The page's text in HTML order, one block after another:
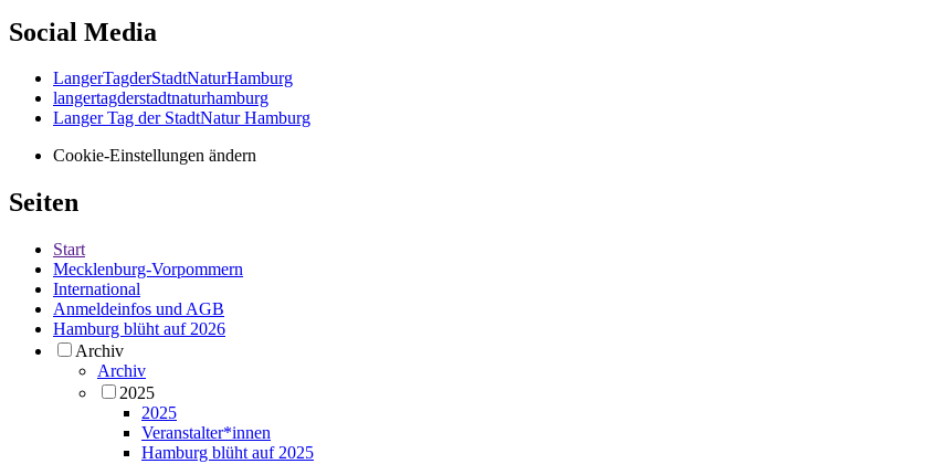
Social Media
LangerTagderStadtNaturHamburg
langertagderstadtnaturhamburg
Langer Tag der StadtNatur Hamburg
Cookie-Einstellungen ändern
Seiten
Start
Mecklenburg-Vorpommern
International
Anmeldeinfos und AGB
Hamburg blüht auf 2026
Archiv
Archiv
2025
2025
Veranstalter*innen
Hamburg blüht auf 2025